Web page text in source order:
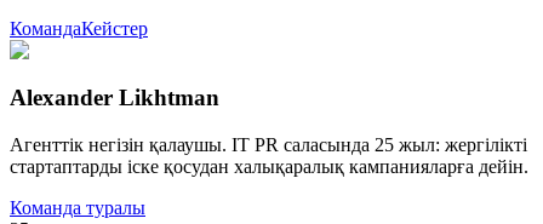
КомандаКейстер
Alexander Likhtman
Агенттік негізін қалаушы. IT PR саласында 25 жыл: жергілікті
стартаптарды іске қосудан халықаралық кампанияларға дейін.
Команда туралы